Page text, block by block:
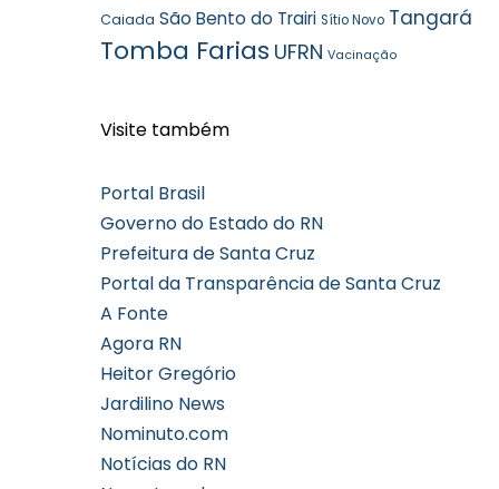
Caiada São Bento do Trairi Sítio Novo Tangará
Tomba Farias UFRN Vacinação
Visite também
Portal Brasil
Governo do Estado do RN
Prefeitura de Santa Cruz
Portal da Transparência de Santa Cruz
A Fonte
Agora RN
Heitor Gregório
Jardilino News
Nominuto.com
Notícias do RN